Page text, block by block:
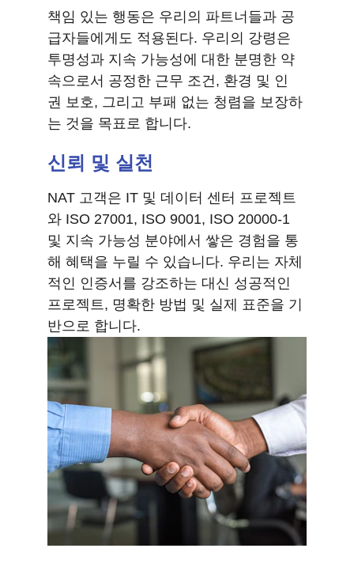
책임 있는 행동은 우리의 파트너들과 공
급자들에게도 적용된다. 우리의 강령은
투명성과 지속 가능성에 대한 분명한 약
속으로서 공정한 근무 조건, 환경 및 인
권 보호, 그리고 부패 없는 청렴을 보장하
는 것을 목표로 합니다.
신뢰 및 실천
NAT 고객은 IT 및 데이터 센터 프로젝트
와 ISO 27001, ISO 9001, ISO 20000-1
및 지속 가능성 분야에서 쌓은 경험을 통
해 혜택을 누릴 수 있습니다. 우리는 자체
적인 인증서를 강조하는 대신 성공적인
프로젝트, 명확한 방법 및 실제 표준을 기
반으로 합니다.